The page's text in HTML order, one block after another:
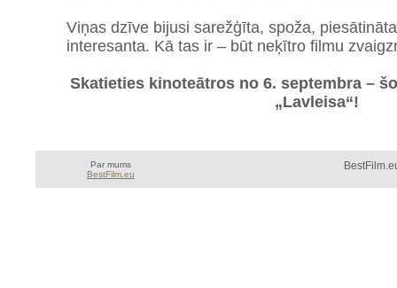
Viņas dzīve bijusi sarežģīta, spoža,
interesanta. Kā tas ir – būt neķītro filmu
Skatieties kinoteātros no 6. septembra –
„Lavleisa“!
Par mums
BestFilm.eu